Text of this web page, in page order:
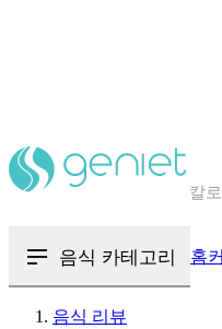
혈
음식 카테고리 홈
음식 리뷰